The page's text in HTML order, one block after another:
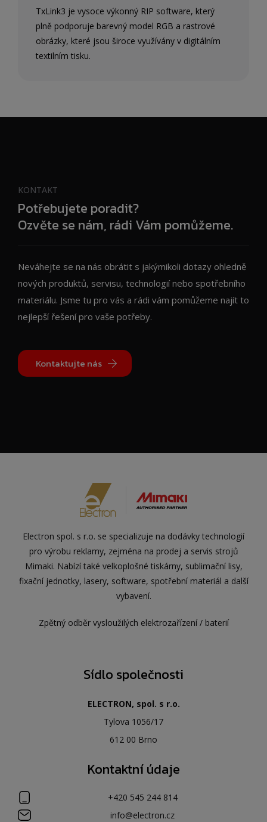
TxLink3 je vysoce výkonný RIP software, který
plně podporuje barevný model RGB a rastrové
obrázky, které jsou široce využívány v digitálním
textilním tisku.
KONTAKT
Potřebujete poradit?
Ozvěte se nám, rádi Vám pomůžeme.
Neváhejte se na nás obrátit s jakýmikoli dotazy ohledně
nových produktů, servisu, technologií nebo spotřebního
materiálu. Jsme tu pro vás a rádi vám pomůžeme najít to
nejlepší řešení pro vaše potřeby.
Kontaktujte nás
Electron spol. s r.o. se specializuje na dodávky technologií
pro výrobu reklamy, zejména na prodej a servis strojů
Mimaki. Nabízí také velkoplošné tiskárny, sublimační lisy,
fixační jednotky, lasery, software, spotřební materiál a další
vybavení.
Zpětný odběr vysloužilých elektrozařízení / baterií
Sídlo společnosti
ELECTRON, spol. s r.o.
Tylova 1056/17
612 00 Brno
Kontaktní údaje
+420 545 244 814
info@electron.cz